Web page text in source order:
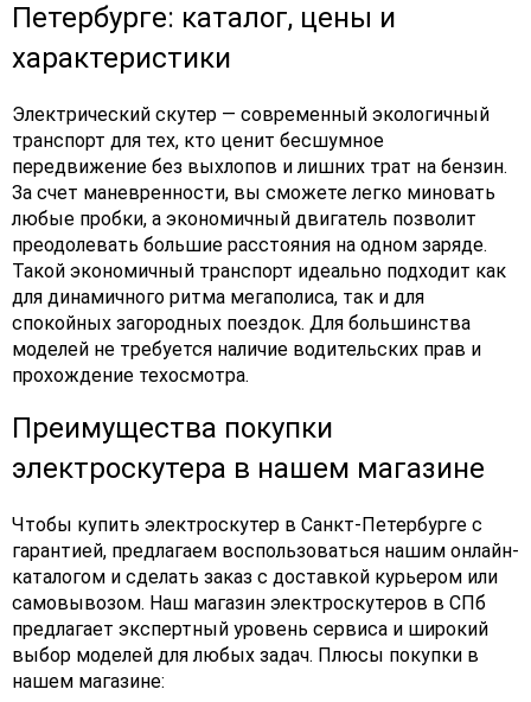
Петербурге: каталог, цены и
характеристики
Электрический скутер — современный экологичный
транспорт для тех, кто ценит бесшумное
передвижение без выхлопов и лишних трат на бензин.
За счет маневренности, вы сможете легко миновать
любые пробки, а экономичный двигатель позволит
преодолевать большие расстояния на одном заряде.
Такой экономичный транспорт идеально подходит как
для динамичного ритма мегаполиса, так и для
спокойных загородных поездок. Для большинства
моделей не требуется наличие водительских прав и
прохождение техосмотра.
Преимущества покупки
электроскутера в нашем магазине
Чтобы купить электроскутер в Санкт-Петербурге с
гарантией, предлагаем воспользоваться нашим онлайн-
каталогом и сделать заказ с доставкой курьером или
самовывозом. Наш магазин электроскутеров в СПб
предлагает экспертный уровень сервиса и широкий
выбор моделей для любых задач. Плюсы покупки в
нашем магазине: